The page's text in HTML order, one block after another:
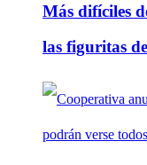
Más difíciles
las figuritas